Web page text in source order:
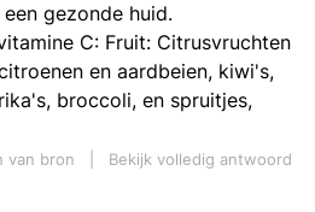
gezonde huid.
C: Fruit: Citrusvruchten
en aardbeien, kiwi's,
broccoli, en spruitjes,
van bron
Bekijk volledig antwoord